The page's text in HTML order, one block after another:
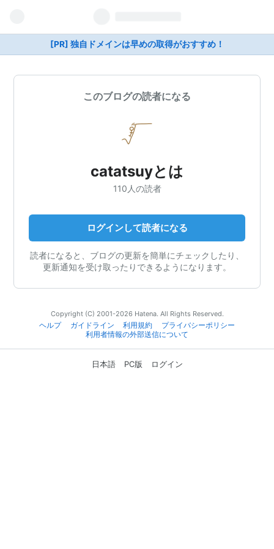
[PR] 独自ドメインは早めの取得がおすすめ！
このブログの読者になる
catatsuyとは
110人の読者
ログインして読者になる
読者になると、ブログの更新を簡単にチェックしたり、
更新通知を受け取ったりできるようになります。
Copyright (C) 2001-2026 Hatena. All Rights Reserved.
ヘルプ
ガイドライン 利用規約
プライバシーポリシー
利用者情報の外部送信について
日本語 PC版 ログイン